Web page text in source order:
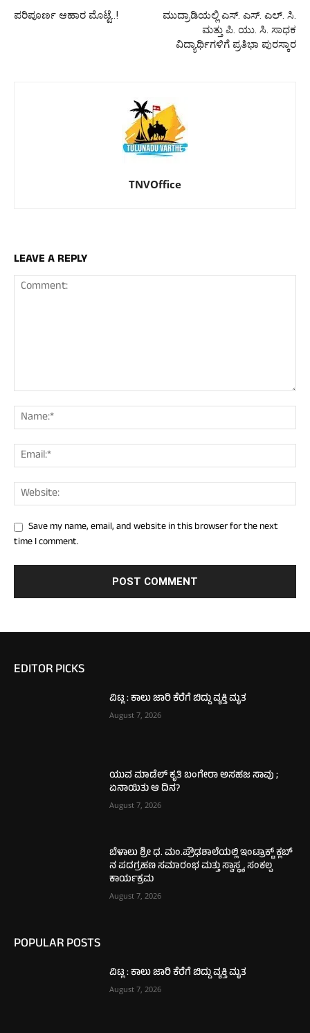
ಪರಿಪೂರ್ಣ ಆಹಾರ ಮೊಟ್ಟೆ..!
ಮುದ್ರಾಡಿಯಲ್ಲಿ ಎಸ್. ಎಸ್. ಎಲ್. ಸಿ.
ಮತ್ತು ಪಿ. ಯು. ಸಿ. ಸಾಧಕ
ವಿದ್ಯಾರ್ಥಿಗಳಿಗೆ ಪ್ರತಿಭಾ ಪುರಸ್ಕಾರ
TNVOffice
LEAVE A REPLY
Save my name, email, and website in this browser for the next
time I comment.
EDITOR PICKS
ವಿಟ್ಲ : ಕಾಲು ಜಾರಿ ಕೆರೆಗೆ ಬಿದ್ದು ವ್ಯಕ್ತಿ ಮೃತ
August 7, 2026
ಯುವ ಮಾಡೆಲ್ ಕೃತಿ ಬಂಗೇರಾ ಅಸಹಜ ಸಾವು ;
ಏನಾಯಿತು ಆ ದಿನ?
August 7, 2026
ಬೆಳಾಲು ಶ್ರೀ ಧ. ಮಂ.ಪ್ರೌಢಶಾಲೆಯಲ್ಲಿ ಇಂಟ್ರಾಕ್ಟ್ ಕ್ಲಬ್
ನ ಪದಗ್ರಹಣ ಸಮಾರಂಭ ಮತ್ತು ಸ್ವಾಸ್ಥ್ಯ ಸಂಕಲ್ಪ
ಕಾರ್ಯಕ್ರಮ
August 7, 2026
POPULAR POSTS
ವಿಟ್ಲ : ಕಾಲು ಜಾರಿ ಕೆರೆಗೆ ಬಿದ್ದು ವ್ಯಕ್ತಿ ಮೃತ
August 7, 2026